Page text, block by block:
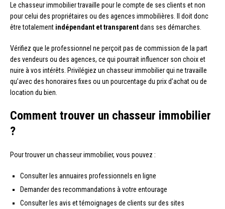
Le chasseur immobilier travaille pour le compte de ses clients et non
pour celui des propriétaires ou des agences immobilières. Il doit donc
être totalement indépendant et transparentdans ses démarches.
Vérifiez que le professionnel ne perçoit pas de commission de la part
des vendeurs ou des agences, ce qui pourrait influencer son choix et
nuire à vos intérêts. Privilégiez un chasseur immobilier qui ne travaille
qu’avec des honoraires fixes ou un pourcentage du prix d’achat ou de
location du bien.
Comment trouver un chasseur immobilier
?
Pour trouver un chasseur immobilier, vous pouvez :
Consulter les annuaires professionnels en ligne
Demander des recommandations à votre entourage
Consulter les avis et témoignages de clients sur des sites